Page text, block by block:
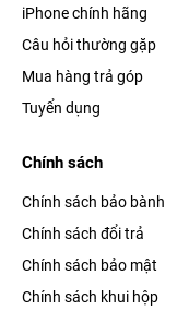
iPhone chính hãng
Câu hỏi thường gặp
Mua hàng trả góp
Tuyển dụng
Chính sách
Chính sách bảo bành
Chính sách đổi trả
Chính sách bảo mật
Chính sách khui hộp